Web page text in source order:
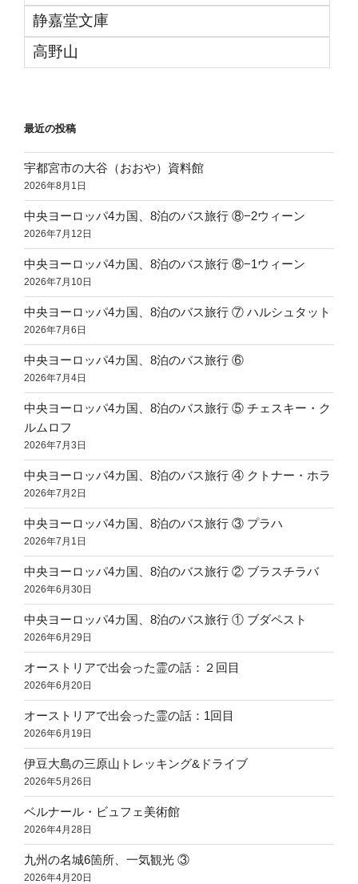
静嘉堂文庫
高野山
最近の投稿
宇都宮市の大谷（おおや）資料館
2026年8月1日
中央ヨーロッパ4カ国、8泊のバス旅行 ⑧−2ウィーン
2026年7月12日
中央ヨーロッパ4カ国、8泊のバス旅行 ⑧−1ウィーン
2026年7月10日
中央ヨーロッパ4カ国、8泊のバス旅行 ⑦ ハルシュタット
2026年7月6日
中央ヨーロッパ4カ国、8泊のバス旅行 ⑥
2026年7月4日
中央ヨーロッパ4カ国、8泊のバス旅行 ⑤ チェスキー・ク
ルムロフ
2026年7月3日
中央ヨーロッパ4カ国、8泊のバス旅行 ④ クトナー・ホラ
2026年7月2日
中央ヨーロッパ4カ国、8泊のバス旅行 ③ プラハ
2026年7月1日
中央ヨーロッパ4カ国、8泊のバス旅行 ② ブラスチラバ
2026年6月30日
中央ヨーロッパ4カ国、8泊のバス旅行 ① ブダペスト
2026年6月29日
オーストリアで出会った霊の話：２回目
2026年6月20日
オーストリアで出会った霊の話：1回目
2026年6月19日
伊豆大島の三原山トレッキング&ドライブ
2026年5月26日
ベルナール・ビュフェ美術館
2026年4月28日
九州の名城6箇所、一気観光 ③
2026年4月20日